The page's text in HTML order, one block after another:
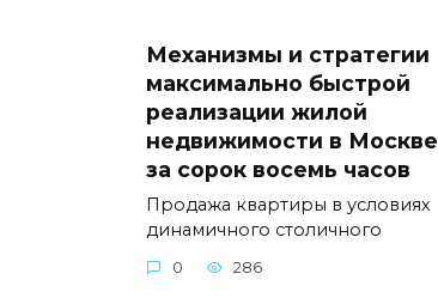
Механизмы и стратегии
максимально быстрой
реализации жилой
недвижимости в Москве
за сорок восемь часов
Продажа квартиры в условиях
динамичного столичного
0 286